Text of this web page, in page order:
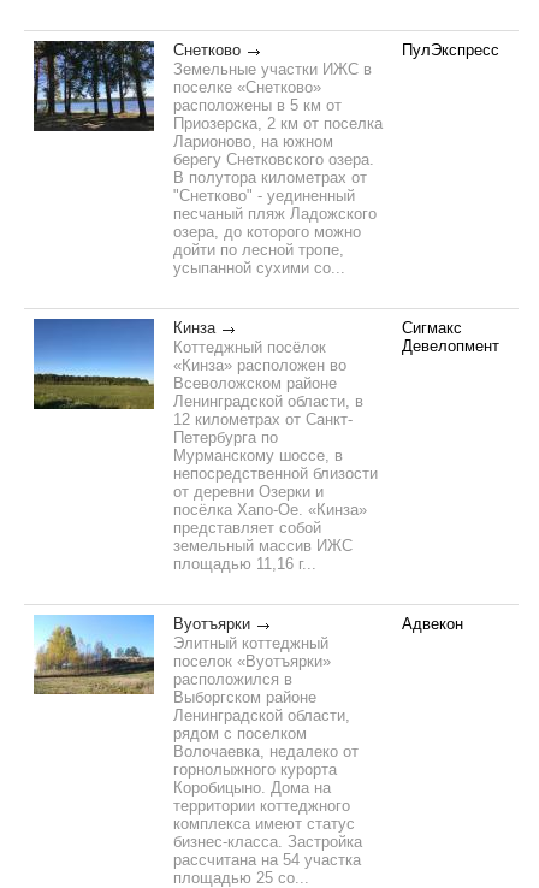
Снетково
Земельные участки ИЖС в
поселке «Снетково»
расположены в 5 км от
Приозерска, 2 км от поселка
Ларионово, на южном
берегу Снетковского озера.
В полутора километрах от
"Снетково" - уединенный
песчаный пляж Ладожского
озера, до которого можно
дойти по лесной тропе,
усыпанной сухими со...
ПулЭкспресс
Кинза
Коттеджный посёлок
«Кинза» расположен во
Всеволожском районе
Ленинградской области, в
12 километрах от Санкт-
Петербурга по
Мурманскому шоссе, в
непосредственной близости
от деревни Озерки и
посёлка Хапо-Ое. «Кинза»
представляет собой
земельный массив ИЖС
площадью 11,16 г...
Сигмакс
Девелопмент
Вуотъярки
Элитный коттеджный
поселок «Вуотъярки»
расположился в
Выборгском районе
Ленинградской области,
рядом с поселком
Волочаевка, недалеко от
горнолыжного курорта
Коробицыно. Дома на
территории коттеджного
комплекса имеют статус
бизнес-класса. Застройка
рассчитана на 54 участка
площадью 25 со...
Адвекон